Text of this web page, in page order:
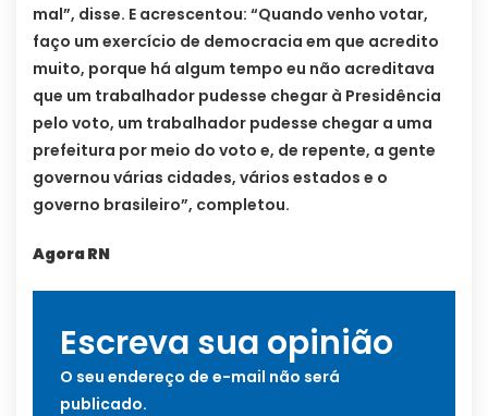
mal”, disse. E acrescentou: “Quando venho votar,
faço um exercício de democracia em que acredito
muito, porque há algum tempo eu não acreditava
que um trabalhador pudesse chegar à Presidência
pelo voto, um trabalhador pudesse chegar a uma
prefeitura por meio do voto e, de repente, a gente
governou várias cidades, vários estados e o
governo brasileiro”, completou.
Agora RN
Escreva sua opinião
O seu endereço de e-mail não será
publicado.